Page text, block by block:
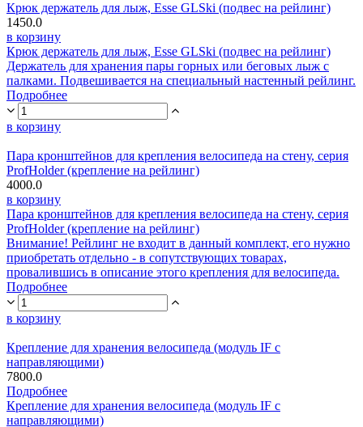
Крюк держатель для лыж, Esse GLSki (подвес на рейлинг)
1450.0
в корзину
Крюк держатель для лыж, Esse GLSki (подвес на рейлинг)
Держатель для хранения пары горных или беговых лыж с
палками. Подвешивается на специальный настенный рейлинг.
Подробнее
в корзину
Пара кронштейнов для крепления велосипеда на стену, серия
ProfHolder (крепление на рейлинг)
4000.0
в корзину
Пара кронштейнов для крепления велосипеда на стену, серия
ProfHolder (крепление на рейлинг)
Внимание! Рейлинг не входит в данный комплект, его нужно
приобретать отдельно - в сопутствующих товарах,
провалившись в описание этого крепления для велосипеда.
Подробнее
в корзину
Крепление для хранения велосипеда (модуль IF с
направляющими)
7800.0
Подробнее
Крепление для хранения велосипеда (модуль IF с
направляющими)